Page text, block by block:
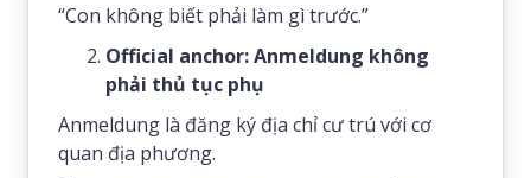
“Con không biết phải làm gì trước.”
Official anchor: Anmeldung không
phải thủ tục phụ
Anmeldung là đăng ký địa chỉ cư trú với cơ
quan địa phương.